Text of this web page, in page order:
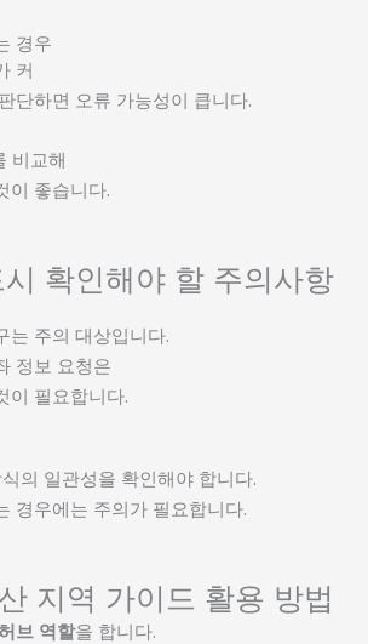
경우
커
단하면 오류 가능성이 큽니다.
비교해
이 좋습니다.
확인해야 할 주의사항
는 주의 대상입니다.
정보 요청은
이 필요합니다.
의 일관성을 확인해야 합니다.
경우에는 주의가 필요합니다.
지역 가이드 활용 방법
브 역할을 합니다.